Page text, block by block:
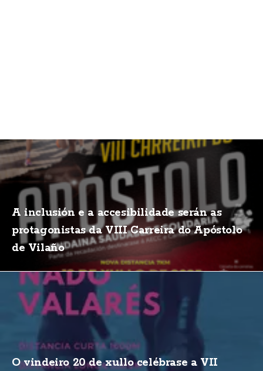
A inclusión e a accesibilidade serán as
protagonistas da VIII Carreira do Apóstolo
de Vilaño
O vindeiro 20 de xullo celébrase a VII